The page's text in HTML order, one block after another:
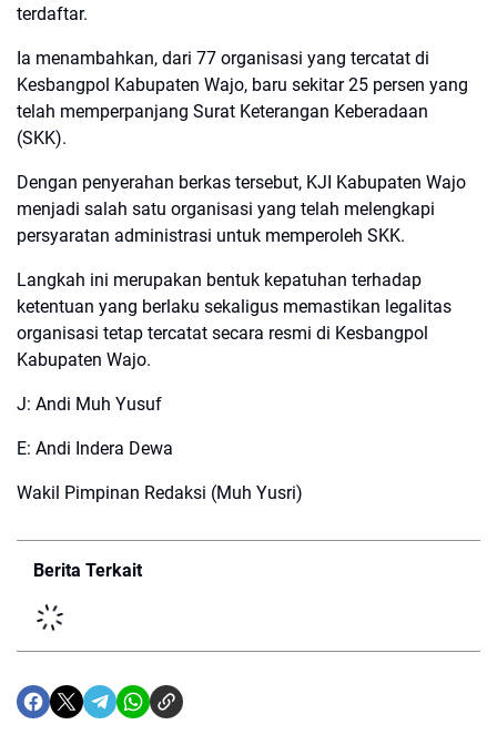
terdaftar.
Ia menambahkan, dari 77 organisasi yang tercatat di
Kesbangpol Kabupaten Wajo, baru sekitar 25 persen yang
telah memperpanjang Surat Keterangan Keberadaan
(SKK).
Dengan penyerahan berkas tersebut, KJI Kabupaten Wajo
menjadi salah satu organisasi yang telah melengkapi
persyaratan administrasi untuk memperoleh SKK.
Langkah ini merupakan bentuk kepatuhan terhadap
ketentuan yang berlaku sekaligus memastikan legalitas
organisasi tetap tercatat secara resmi di Kesbangpol
Kabupaten Wajo.
J: Andi Muh Yusuf
E: Andi Indera Dewa
Wakil Pimpinan Redaksi (Muh Yusri)
Berita Terkait